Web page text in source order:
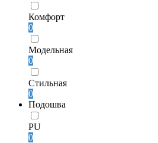
Комфорт
0
Модельная
0
Стильная
0
Подошва
PU
0